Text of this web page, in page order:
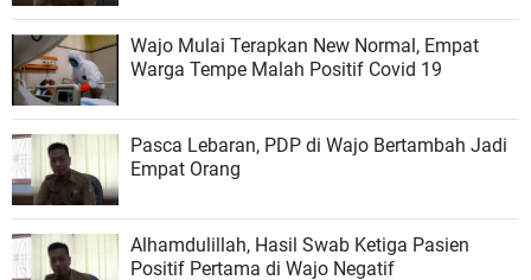
Wajo Mulai Terapkan New Normal, Empat
Warga Tempe Malah Positif Covid 19
Pasca Lebaran, PDP di Wajo Bertambah Jadi
Empat Orang
Alhamdulillah, Hasil Swab Ketiga Pasien
Positif Pertama di Wajo Negatif